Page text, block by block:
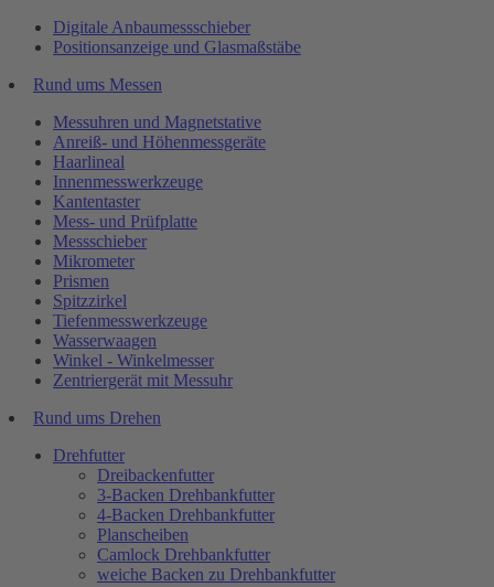
Digitale Anbaumessschieber
Positionsanzeige und Glasmaßstäbe
Rund ums Messen
Messuhren und Magnetstative
Anreiß- und Höhenmessgeräte
Haarlineal
Innenmesswerkzeuge
Kantentaster
Mess- und Prüfplatte
Messschieber
Mikrometer
Prismen
Spitzzirkel
Tiefenmesswerkzeuge
Wasserwaagen
Winkel - Winkelmesser
Zentriergerät mit Messuhr
Rund ums Drehen
Drehfutter
Dreibackenfutter
3-Backen Drehbankfutter
4-Backen Drehbankfutter
Planscheiben
Camlock Drehbankfutter
weiche Backen zu Drehbankfutter